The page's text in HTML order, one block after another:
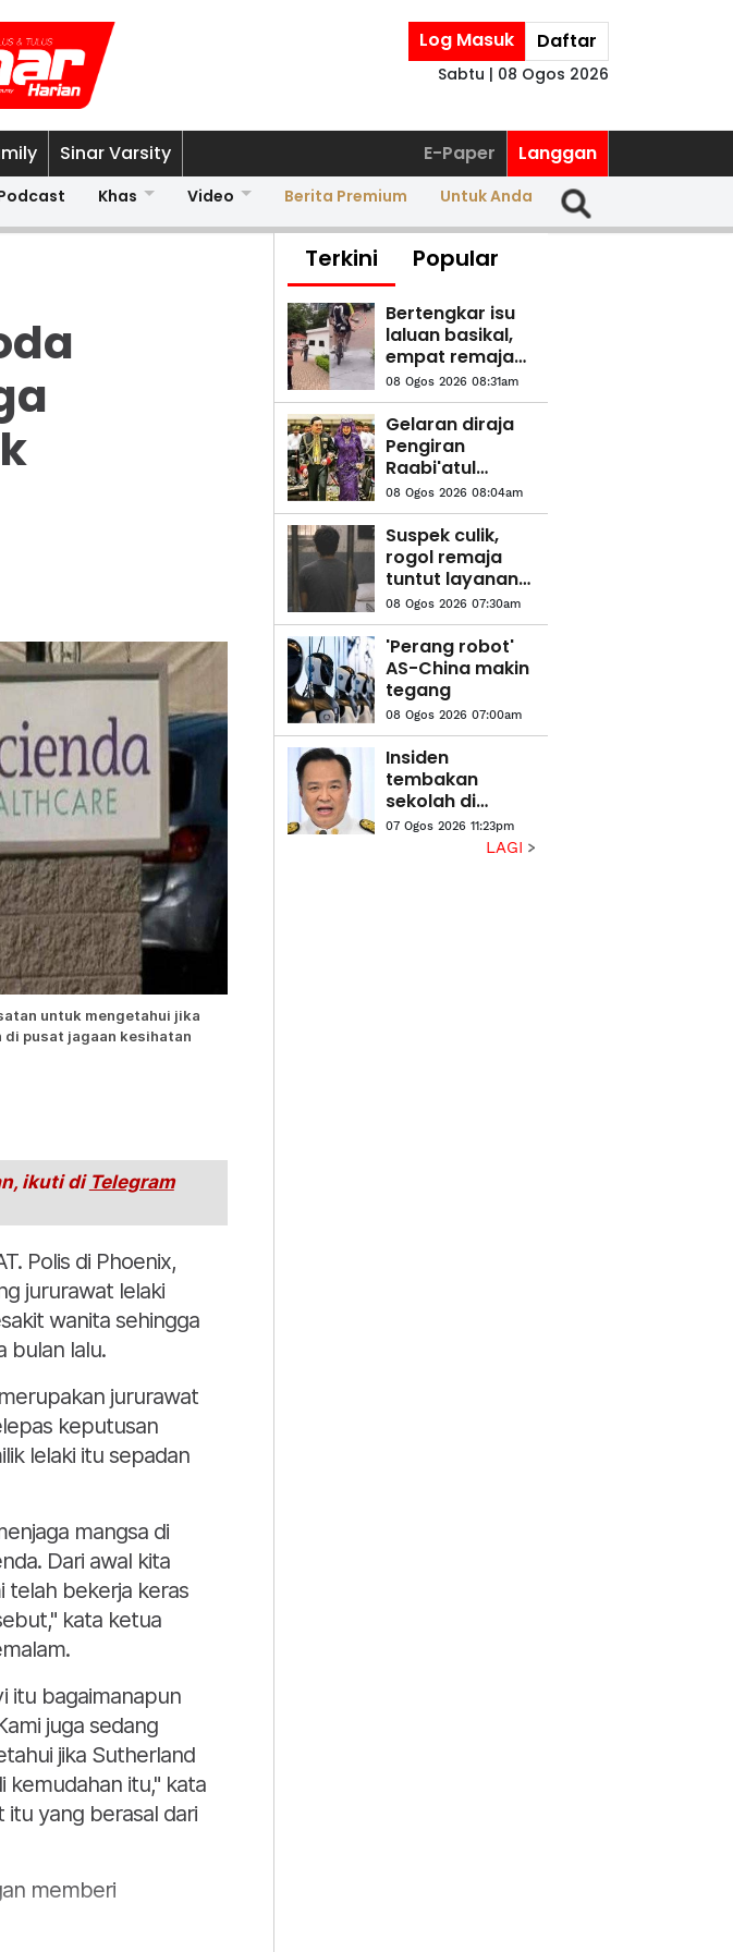
Log Masuk Daftar
Sabtu | 08 Ogos 2026
Sinar Varsity E-Paper Langgan
Khas Video Berita Premium Untuk Anda
untuk mengetahui jika
di pusat jagaan kesihatan
ikuti di Telegram
Polis di Phoenix,
jururawat lelaki
wanita sehingga
bulan lalu.
jururawat
keputusan
lelaki itu sepadan
mangsa di
Dari awal kita
telah bekerja keras
kata ketua
itu bagaimanapun
juga sedang
jika Sutherland
kemudahan itu," kata
itu yang berasal dari
memberi
Terkini Popular
Bertengkar isu
laluan basikal,
empat remaja
baling bebola
tisu basah
ditahan
08 Ogos 2026 08:31am
Gelaran diraja
Pengiran
Raabi'atul
Adawiyyah
ditarik balik
berkuat kuasa
serta-merta
08 Ogos 2026 08:04am
Suspek culik,
rogol remaja
tuntut layanan
VIP dalam lokap
08 Ogos 2026 07:30am
'Perang robot'
AS-China makin
tegang
08 Ogos 2026 07:00am
Insiden
tembakan
sekolah di
Thailand: PM
Thailand arah
07 Ogos 2026 11:23pm
LAGI